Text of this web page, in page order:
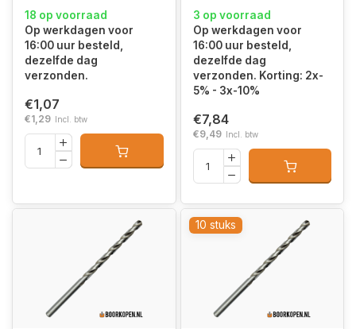
18 op voorraad
Op werkdagen voor
16:00 uur besteld,
dezelfde dag
verzonden.
€1,07
€1,29 Incl. btw
3 op voorraad
Op werkdagen voor
16:00 uur besteld,
dezelfde dag
verzonden. Korting: 2x-
5% - 3x-10%
€7,84
€9,49 Incl. btw
10 stuks